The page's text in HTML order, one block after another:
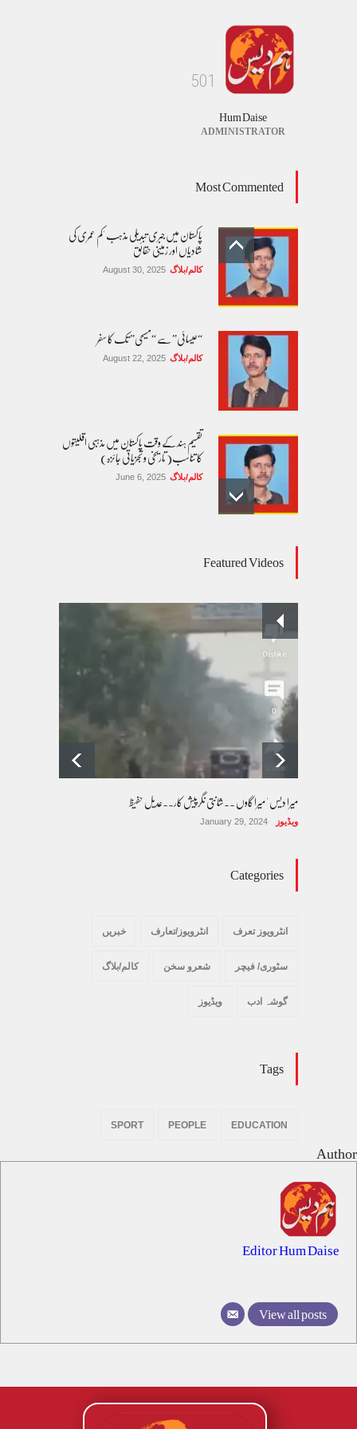
1
0
5
Hum Daise
ADMINISTRATOR
Most Commented
پاکستان میں جبری تبدیلی مذہب 'کم عمری کی
شادیاں اور زمینی حقائق
کالم/بلاگ August 30, 2025
“عیسائی” سے “مسیحی” تک کا سفر
کالم/بلاگ August 22, 2025
تقسیم ہند کے وقت پاکستان میں مذہبی اقلیتوں
کا تناسب( تاریخی و تجزیاتی جائزہ)
کالم/بلاگ June 6, 2025
پسند کی شادیوں کا بڑھتا ہوا رجحان اور راولپنڈی
کی یوسیز میں اندارج پر پابندی ایک نیا تنازعہ
October 14, 2025
Featured Videos
میرا دیس ' میرا گاوں ۔۔شانتی نگرپیش کار۔۔عدیل حفیظ
ویڈیوز January 29, 2024
Categories
انٹرویوز تعرف انٹرویوز/تعارف خبریں
سٹوری/ فیچر شعرو سخن کالم/بلاگ
گوشہ ادب ویڈیوز
Tags
EDUCATION
PEOPLE
SPORT
Author
Editor Hum Daise
View all posts